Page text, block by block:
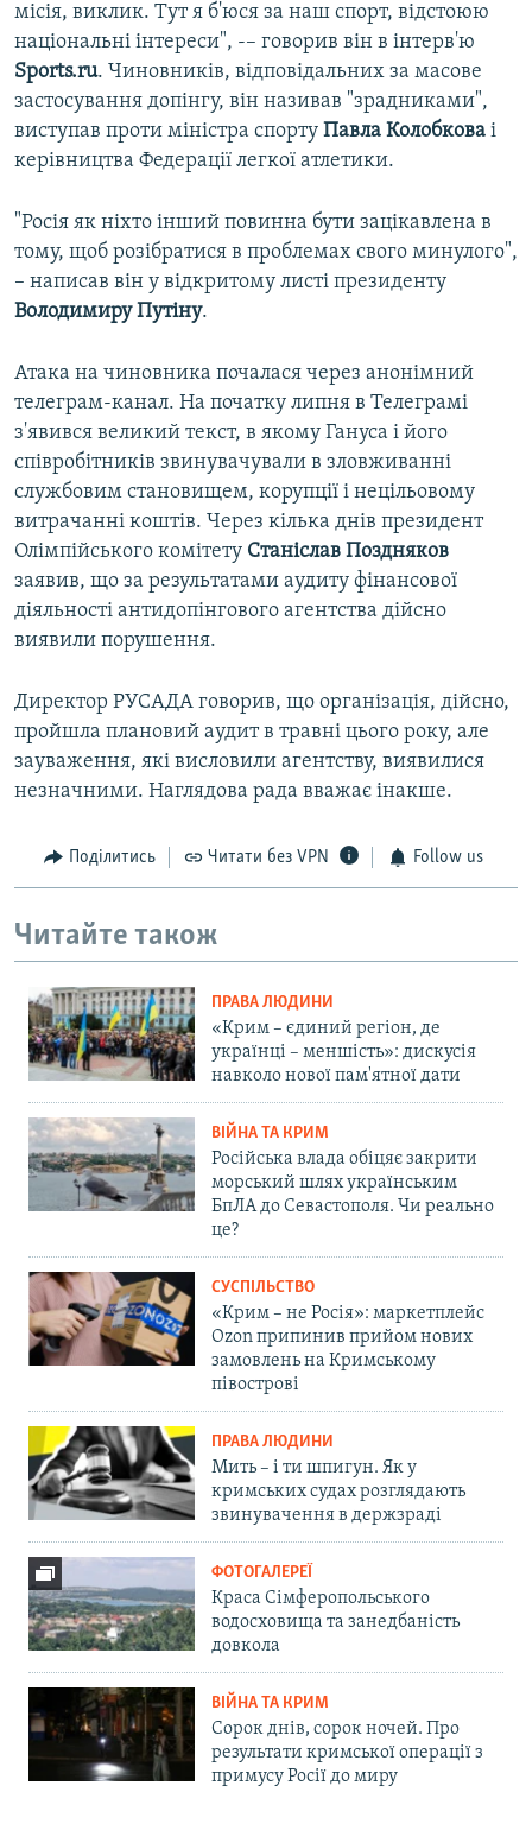
місія, виклик. Тут я б'юся за наш спорт, відстоюю
національні інтереси", -– говорив він в інтерв'ю
Sports.ru. Чиновників, відповідальних за масове
застосування допінгу, він називав "зрадниками",
виступав проти міністра спорту Павла Колобкова і
керівництва Федерації легкої атлетики.
"Росія як ніхто інший повинна бути зацікавлена в
тому, щоб розібратися в проблемах свого минулого",
– написав він у відкритому листі президенту
Володимиру Путіну.
Атака на чиновника почалася через анонімний
телеграм-канал. На початку липня в Телеграмі
з'явився великий текст, в якому Гануса і його
співробітників звинувачували в зловживанні
службовим становищем, корупції і нецільовому
витрачанні коштів. Через кілька днів президент
Олімпійського комітету Станіслав Поздняков
заявив, що за результатами аудиту фінансової
діяльності антидопінгового агентства дійсно
виявили порушення.
Директор РУСАДА говорив, що організація, дійсно,
пройшла плановий аудит в травні цього року, але
зауваження, які висловили агентству, виявилися
незначними. Наглядова рада вважає інакше.
Поділитись Читати без VPN Follow us
Читайте також
ПРАВА ЛЮДИНИ
«Крим – єдиний регіон, де
українці – меншість»: дискусія
навколо нової пам'ятної дати
ВІЙНА ТА КРИМ
Російська влада обіцяє закрити
морський шлях українським
БпЛА до Севастополя. Чи реально
це?
СУСПІЛЬСТВО
«Крим – не Росія»: маркетплейс
Ozon припинив прийом нових
замовлень на Кримському
півострові
ПРАВА ЛЮДИНИ
Мить – і ти шпигун. Як у
кримських судах розглядають
звинувачення в держзраді
ФОТОГАЛЕРЕЇ
Краса Сімферопольського
водосховища та занедбаність
довкола
ВІЙНА ТА КРИМ
Сорок днів, сорок ночей. Про
результати кримської операції з
примусу Росії до миру